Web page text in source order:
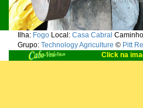
Ilha: Fogo Local: Casa Cabral
Grupo: Technology Agriculture © Pitt
Click na